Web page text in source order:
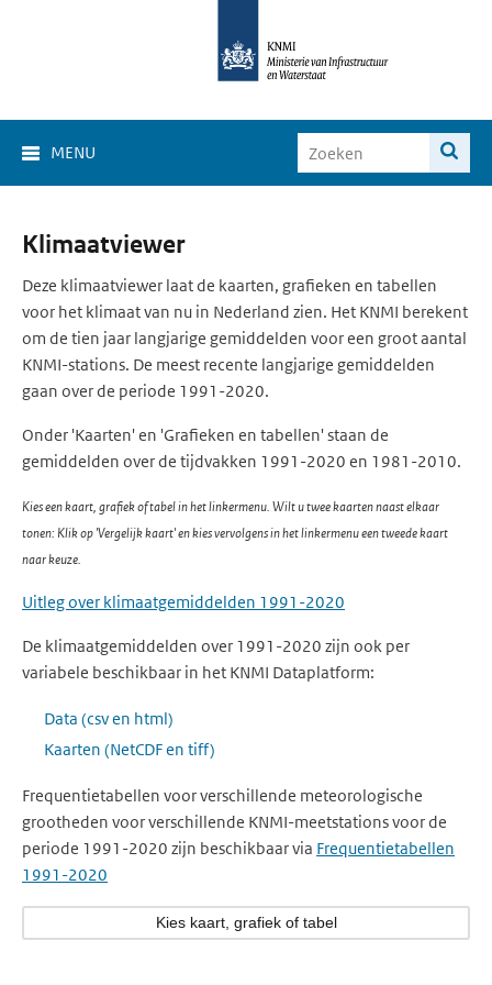
MENU
Klimaat
Viewer
Klimaatviewer
Deze klimaatviewer laat de kaarten, grafieken en tabellen
voor het klimaat van nu in Nederland zien. Het KNMI berekent
om de tien jaar langjarige gemiddelden voor een groot aantal
KNMI-stations. De meest recente langjarige gemiddelden
gaan over de periode 1991-2020.
Onder 'Kaarten' en 'Grafieken en tabellen' staan de
gemiddelden over de tijdvakken 1991-2020 en 1981-2010.
Kies een kaart, grafiek of tabel in het linkermenu. Wilt u twee kaarten naast elkaar
tonen: Klik op 'Vergelijk kaart' en kies vervolgens in het linkermenu een tweede kaart
naar keuze.
Uitleg over klimaatgemiddelden 1991-2020
De klimaatgemiddelden over 1991-2020 zijn ook per
variabele beschikbaar in het KNMI Dataplatform:
Data (csv en html)
Kaarten (NetCDF en tiff)
Frequentietabellen voor verschillende meteorologische
grootheden voor verschillende KNMI-meetstations voor de
periode 1991-2020 zijn beschikbaar via Frequentietabellen
1991-2020
Kies kaart, grafiek of tabel